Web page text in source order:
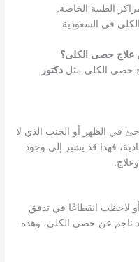
الطبية الخاصة.
علاج حصى الكلى؟
حصى الكلى مثلدكتور
في الظهر أو الجنب الذي لا
فهذا قد يشير إلى وجود
لاحظت انقطاعًا في تدفق
ناجم عن حصى الكلى، وهذه